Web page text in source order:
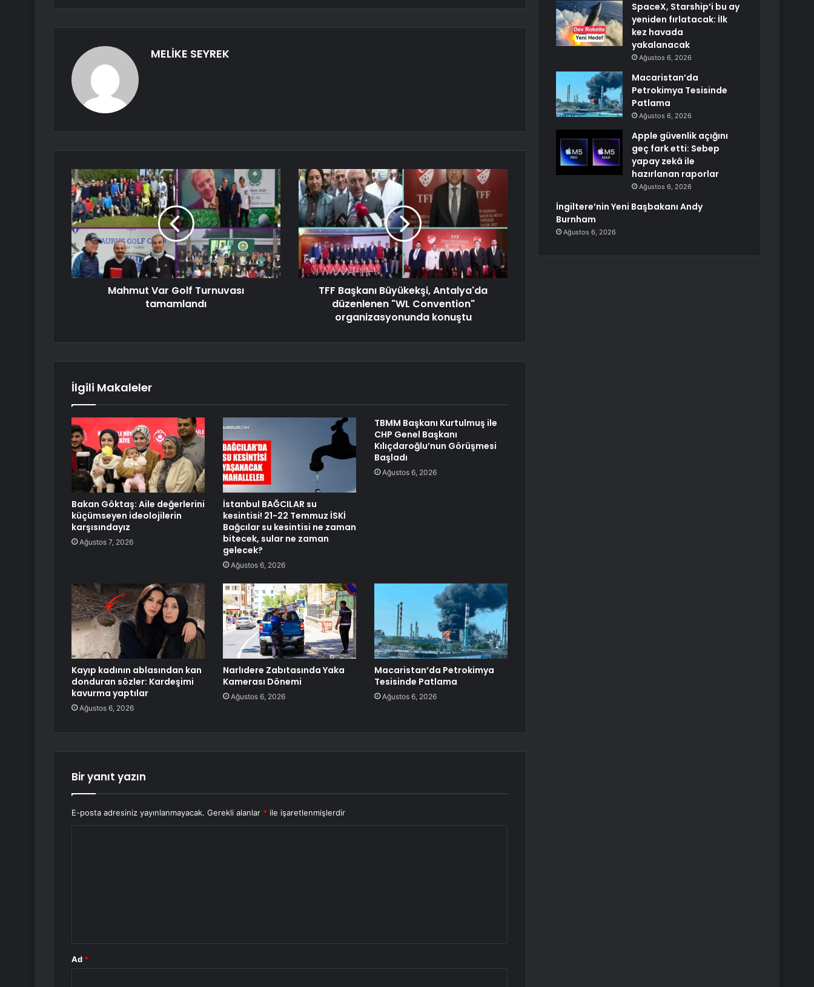
MELİKE SEYREK
Mahmut Var Golf Turnuvası
tamamlandı
TFF Başkanı Büyükekşi, Antalya'da
düzenlenen "WL Convention"
organizasyonunda konuştu
İlgili Makaleler
Bakan Göktaş: Aile değerlerini
küçümseyen ideolojilerin
karşısındayız
Ağustos 7, 2026
İstanbul BAĞCILAR su
kesintisi! 21-22 Temmuz İSKİ
Bağcılar su kesintisi ne zaman
bitecek, sular ne zaman
gelecek?
Ağustos 6, 2026
TBMM Başkanı Kurtulmuş ile
CHP Genel Başkanı
Kılıçdaroğlu’nun Görüşmesi
Başladı
Ağustos 6, 2026
Kayıp kadının ablasından kan
donduran sözler: Kardeşimi
kavurma yaptılar
Ağustos 6, 2026
Narlıdere Zabıtasında Yaka
Kamerası Dönemi
Ağustos 6, 2026
Macaristan’da Petrokimya
Tesisinde Patlama
Ağustos 6, 2026
Bir yanıt yazın
E-posta adresiniz yayınlanmayacak. Gerekli alanlar * ile işaretlenmişlerdir
Ad *
SpaceX, Starship’i bu ay
yeniden fırlatacak: İlk
kez havada
yakalanacak
Ağustos 6, 2026
Macaristan’da
Petrokimya Tesisinde
Patlama
Ağustos 6, 2026
Apple güvenlik açığını
geç fark etti: Sebep
yapay zekâ ile
hazırlanan raporlar
Ağustos 6, 2026
İngiltere’nin Yeni Başbakanı Andy
Burnham
Ağustos 6, 2026